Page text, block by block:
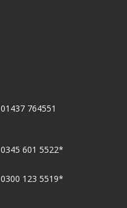
01437 764551
0345 601 5522*
0300 123 5519*